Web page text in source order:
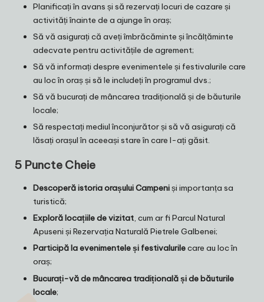
Planificați în avans și să rezervați locuri de cazare și
activități înainte de a ajunge în oraș;
Să vă asigurați că aveți îmbrăcăminte și încălțăminte
adecvate pentru activitățile de agrement;
Să vă informați despre evenimentele și festivalurile care
au loc în oraș și să le includeți în programul dvs.;
Să vă bucurați de mâncarea tradițională și de băuturile
locale;
Să respectați mediul înconjurător și să vă asigurați că
lăsați orașul în aceeași stare în care l-ați găsit.
5 Puncte Cheie
Descoperă istoria orașului Campeniși importanța sa
turistică;
Exploră locațiile de vizitat, cum ar fi Parcul Natural
Apuseni și Rezervația Naturală Pietrele Galbenei;
Participă la evenimentele și festivalurilecare au loc în
oraș;
Bucurați-vă de mâncarea tradițională și de băuturile
locale;